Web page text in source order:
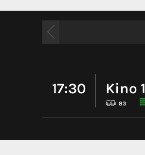
17:30 Kino 1
83